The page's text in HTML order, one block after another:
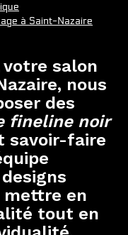
à Saint-Nazaire
votre salon
nous
des
fineline noir
savoir-faire
mettre en
tout en